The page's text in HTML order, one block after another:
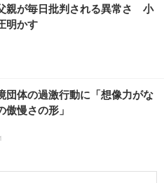
親が毎日批判される異常さ 小
明かす
団体の過激行動に「想像力がな
慢さの形」